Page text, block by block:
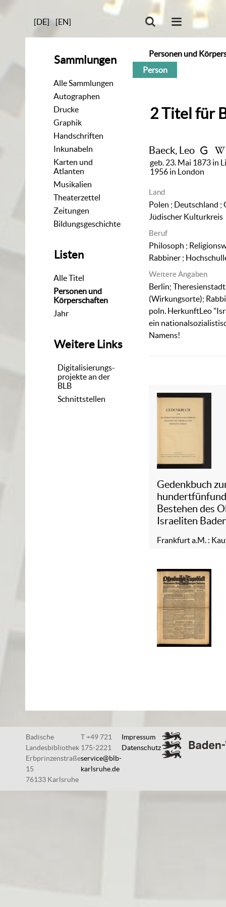
[DE] [EN]
Sammlungen
Alle Sammlungen
Autographen
Drucke
Graphik
Handschriften
Inkunabeln
Karten und
Atlanten
Musikalien
Theaterzettel
Zeitungen
Bildungsgeschichte
Listen
Alle Titel
Personen und
Körperschaften
Jahr
Weitere Links
Digitalisierungs-
projekte an der
BLB
Schnittstellen
Personen und
Person
2Titel für
Baeck, Leo
geb. 23. Mai 1873 in
1956 in London
Land
Polen ; Deutschland
Jüdischer Kulturkreis
Beruf
Philosoph ;
Rabbiner ;
Weitere Angaben
Berlin;
(Wirkungsorte);
poln. HerkunftLeo
ein
Namens!
Gedenkbuch
Bestehen des
Israeliten
Frankfurt a.M. :
Badische
Landesbibliothek
Erbprinzenstraße
15
76133 Karlsruhe
T +49 721
175-2221
service@blb-
karlsruhe.de
Impressum
Datenschutz